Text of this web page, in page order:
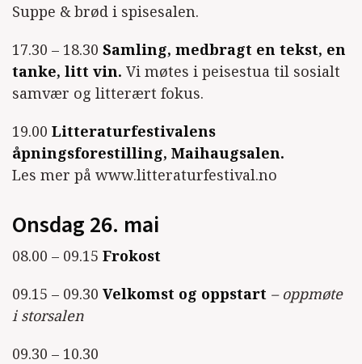
Suppe & brød i spisesalen.
17.30 – 18.30 Samling, medbragt en tekst, en
tanke, litt vin. Vi møtes i peisestua til sosialt
samvær og litterært fokus.
19.00 Litteraturfestivalens
åpningsforestilling, Maihaugsalen.
Les mer på www.litteraturfestival.no
Onsdag 26. mai
08.00 – 09.15 Frokost
09.15 – 09.30 Velkomst og oppstart – oppmøte
i storsalen
09.30 – 10.30